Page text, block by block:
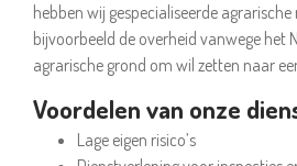
hebben wij gespecialiseerde
bijvoorbeeld de overheid vanwege het
agrarische grond om wil zetten naar
Voordelen van onze
Lage eigen risico’s